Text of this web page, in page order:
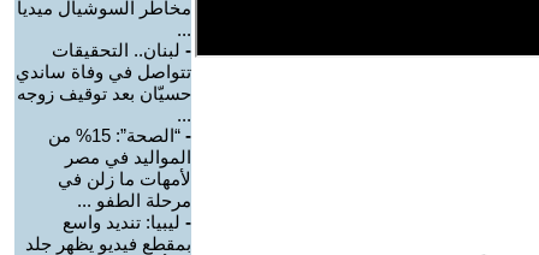
مخاطر السوشيال ميديا
...
- لبنان.. التحقيقات
تتواصل في وفاة ساندي
حسيّان بعد توقيف زوجه
...
-
“الصحة”: 15% من
المواليد في مصر
لأمهات ما زلن في
مرحلة الطفو ...
- ليبيا: تنديد واسع
بمقطع فيديو يظهر جلد